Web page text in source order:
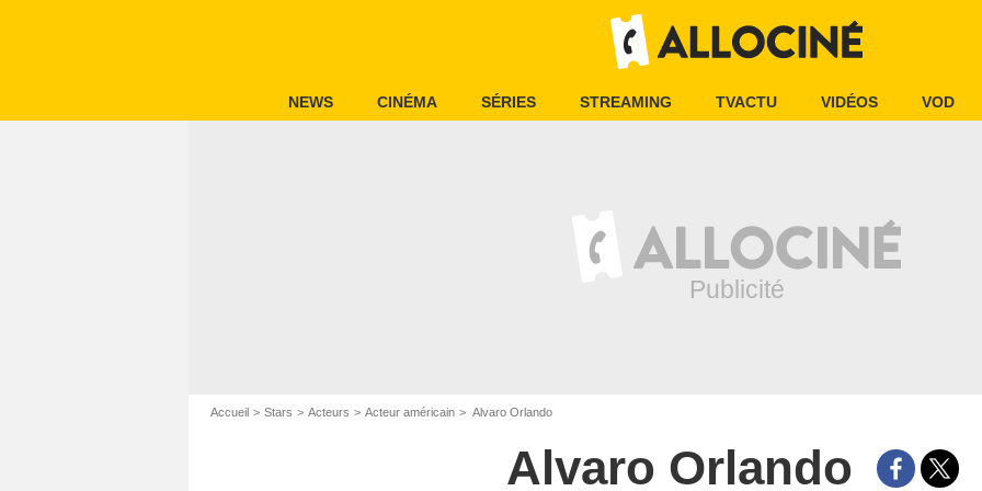
NEWS CINÉMA SÉRIES STREAMING TVACTU VIDÉOS VOD
Accueil Stars Acteurs Acteur américain Alvaro Orlando
Alvaro Orlando